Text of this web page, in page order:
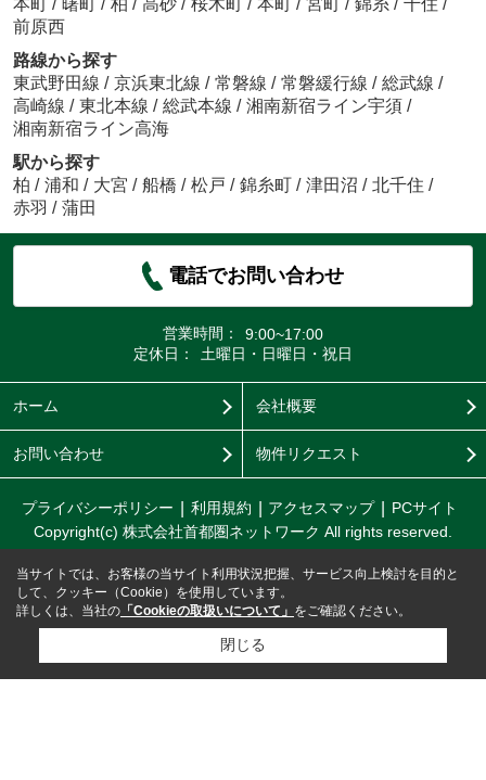
本町 / 曙町 / 柏 / 高砂 / 桜木町 / 本町 / 宮町 / 錦糸 / 千住 /
前原西
路線から探す
東武野田線 / 京浜東北線 / 常磐線 / 常磐緩行線 / 総武線 /
高崎線 / 東北本線 / 総武本線 / 湘南新宿ライン宇須 /
湘南新宿ライン高海
駅から探す
柏 / 浦和 / 大宮 / 船橋 / 松戸 / 錦糸町 / 津田沼 / 北千住 /
赤羽 / 蒲田
電話でお問い合わせ
営業時間：
9:00~17:00
定休日：
土曜日・日曜日・祝日
ホーム 会社概要
お問い合わせ 物件リクエスト
プライバシーポリシー 利用規約 アクセスマップ
PCサイト
Copyright(c) 株式会社首都圏ネットワーク All rights reserved.
当サイトでは、お客様の当サイト利用状況把握、サービス向上検討を目的と
して、クッキー（Cookie）を使用しています。
詳しくは、当社の 「Cookieの取扱いについて」 をご確認ください。
閉じる